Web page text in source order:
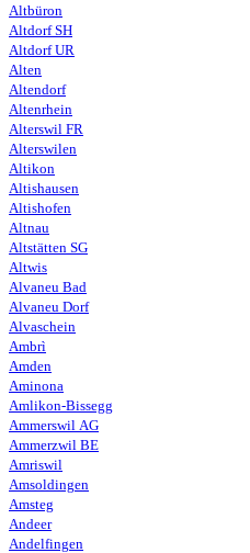
Altbüron
Altdorf SH
Altdorf UR
Alten
Altendorf
Altenrhein
Alterswil FR
Alterswilen
Altikon
Altishausen
Altishofen
Altnau
Altstätten SG
Altwis
Alvaneu Bad
Alvaneu Dorf
Alvaschein
Ambrì
Amden
Aminona
Amlikon-Bissegg
Ammerswil AG
Ammerzwil BE
Amriswil
Amsoldingen
Amsteg
Andeer
Andelfingen